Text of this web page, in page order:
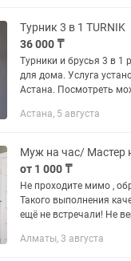
Турник 3 в 1 TURNIK
36 000 ₸
Турники и брусья 3 в 1
для дома. Услуга
Астана. Посмотреть можно по адресу -
позвоните)
Астана, 5 августа
Муж на час/ Мастер
от 1 000 ₸
Не проходите мимо ,
Такого выполнения
ещё не встречали! Не
МАРИО- МАСТЕР НА ВСЕ РУКИ
Алматы, 3 августа